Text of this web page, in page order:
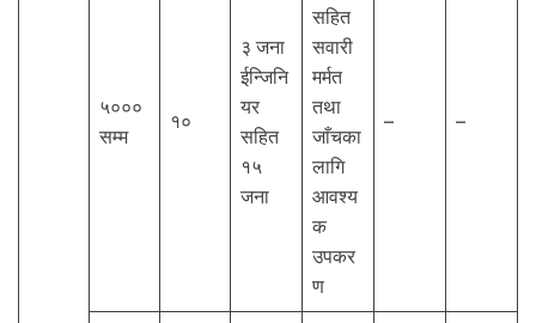
५०००
सम्म
१०
३ जना
ईन्जिनि
यर
सहित
१५
जना
सहित
सवारी
मर्मत
तथा
जाँचका
लागि
आवश्य
क
उपकर
ण
– –